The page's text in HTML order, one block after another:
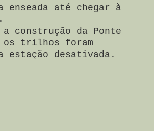
enseada até chegar à
a construção da Ponte
trilhos foram
estação desativada.